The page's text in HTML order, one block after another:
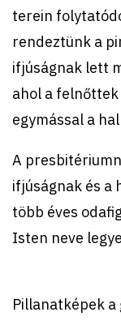
terein
rendeztünk a
ifjúságnak lett
ahol a
egymással a
A
ifjúságnak és a
több éves
Isten neve
Pillanatképek